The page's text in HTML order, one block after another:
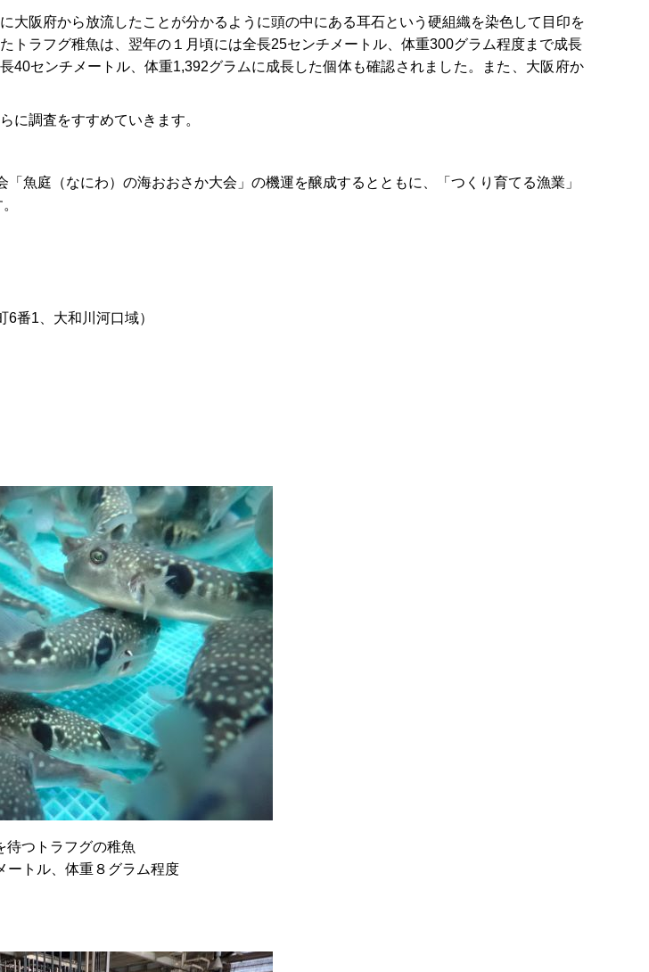
阪府から放流したことが分かるように頭の中にある耳石という硬組織を染色して目印を
ラフグ稚魚は、翌年の１月頃には全長25センチメートル、体重300グラム程度まで成長
40センチメートル、体重1,392グラムに成長した個体も確認されました。また、大阪府か
に調査をすすめていきます。
魚庭（なにわ）の海おおさか大会」の機運を醸成するとともに、「つくり育てる漁業」
6番1、大和川河口域）
待つトラフグの稚魚
ートル、体重８グラム程度